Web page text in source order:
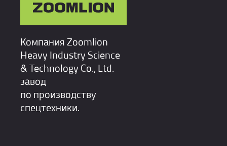
Компания Zoomlion
Heavy Industry Science
& Technology Co., Ltd.
завод
по производству
спецтехники.